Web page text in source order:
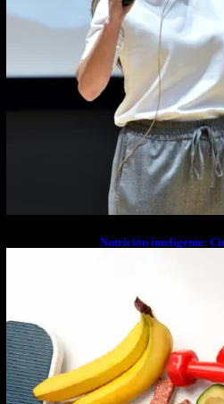
Nutrición inteligente: